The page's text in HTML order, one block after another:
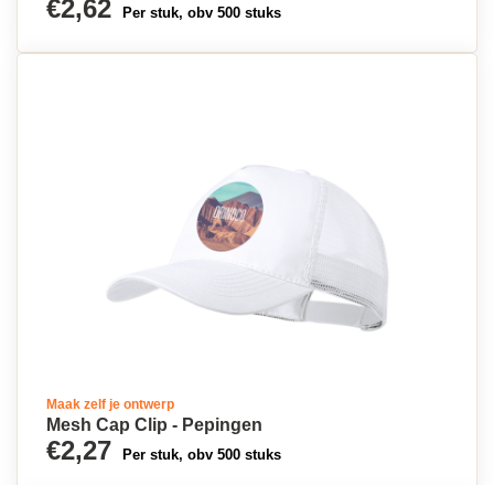
€2,62 Per stuk, obv 500 stuks
Maak zelf je ontwerp
Mesh Cap Clip - Pepingen
€2,27 Per stuk, obv 500 stuks